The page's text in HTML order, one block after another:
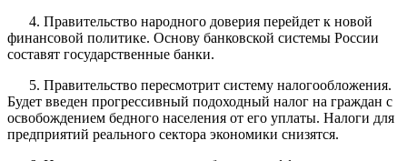
4. Правительство народного доверия перейдет к новой
финансовой политике. Основу банковской системы России
составят государственные банки.
5. Правительство пересмотрит систему налогообложения.
Будет введен прогрессивный подоходный налог на граждан с
освобождением бедного населения от его уплаты. Налоги для
предприятий реального сектора экономики снизятся.